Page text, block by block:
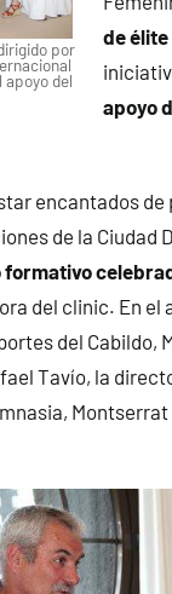
por
apoyo del
de élite
apoyo
encantados
de la Ciudad
del clinic. En el
del Cabildo,
Tavío, la